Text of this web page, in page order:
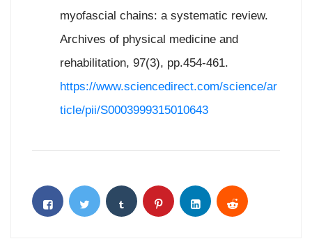
myofascial chains: a systematic review.
Archives of physical medicine and
rehabilitation, 97(3), pp.454-461.
https://www.sciencedirect.com/science/ar
ticle/pii/S0003999315010643